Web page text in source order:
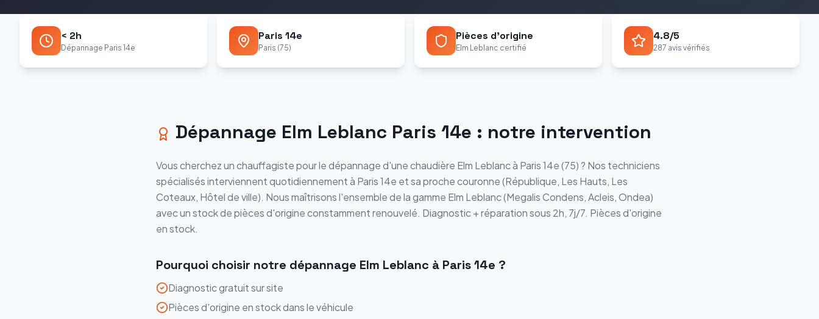
< 2h
Dépannage Paris 14e
Paris 14e
Paris (75)
Pièces d'origine
Elm Leblanc certifié
4.8/5
287 avis vérifiés
Dépannage Elm Leblanc Paris 14e : notre intervention
Vous cherchez un chauffagiste pour ledépannaged'une chaudière Elm Leblancà Paris 14e(75) ? Nos techniciens
spécialisés interviennent quotidiennement à Paris 14e et sa proche couronne (République, Les Hauts, Les
Coteaux, Hôtel de ville). Nous maîtrisons l'ensemble de la gamme Elm Leblanc(Megalis Condens, Acleis, Ondea)
avec un stock de pièces d'origine constamment renouvelé. Diagnostic + réparation sous 2h, 7j/7. Pièces d'origine
en stock.
Pourquoi choisir notre dépannage Elm Leblanc à Paris 14e ?
Diagnostic gratuit sur site
Pièces d'origine en stock dans le véhicule